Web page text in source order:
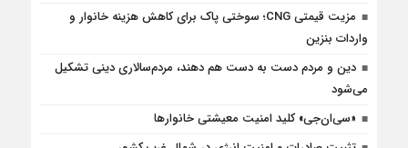
مزیت قیمتی CNG؛ سوختی پاک برای کاهش هزینه خانوار و
واردات بنزین
دین و مردم دست به‌ دست هم دهند، مردم‌سالاری دینی تشکیل
می‌شود
«سی‌ان‌جی» کلید امنیت معیشتی خانوارها